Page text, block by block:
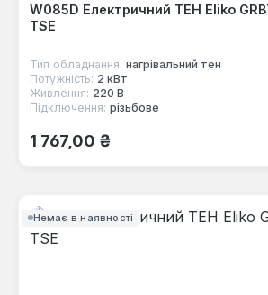
W085D Електричний ТЕН Eliko
TSE
Тип обладнання: нагрівальний тен
Потужність: 2 кВт
Живлення: 220 В
Підключення: різьбове
Звичайна ціна:
1 767,00 ₴
Немає в наявності